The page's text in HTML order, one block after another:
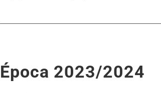
Época 2023/2024